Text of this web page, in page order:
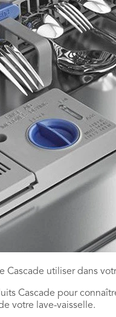
utiliser dans
Cascade pour
votre lave-vaisselle.